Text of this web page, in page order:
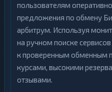
пользователям
предложения по обмену
арбитрум. Используя
на ручном поиске
к проверенным обменным
курсами, высокими
отзывами.